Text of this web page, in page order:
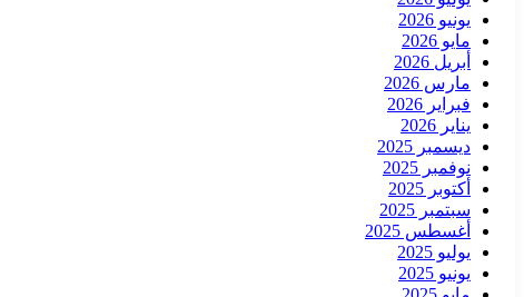
يونيو 2026
مايو 2026
أبريل 2026
مارس 2026
فبراير 2026
يناير 2026
ديسمبر 2025
نوفمبر 2025
أكتوبر 2025
سبتمبر 2025
أغسطس 2025
يوليو 2025
يونيو 2025